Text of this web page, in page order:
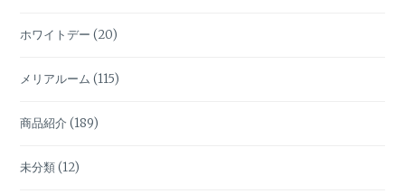
ホワイトデー (20)
メリアルーム (115)
商品紹介 (189)
未分類(12)